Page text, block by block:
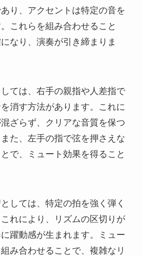
り、アクセントは特定の音を
これらを組み合わせること
なり、演奏が引き締まりま
ては、右手の親指や人差指で
消す方法があります。これに
ざらず、クリアな音質を保つ
た、左手の指で弦を押さえな
で、ミュート効果を得ること
しては、特定の拍を強く弾く
れにより、リズムの区切りが
躍動感が生まれます。ミュー
み合わせることで、複雑なリ